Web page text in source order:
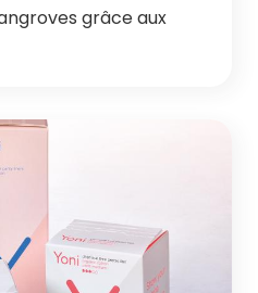
grâce aux